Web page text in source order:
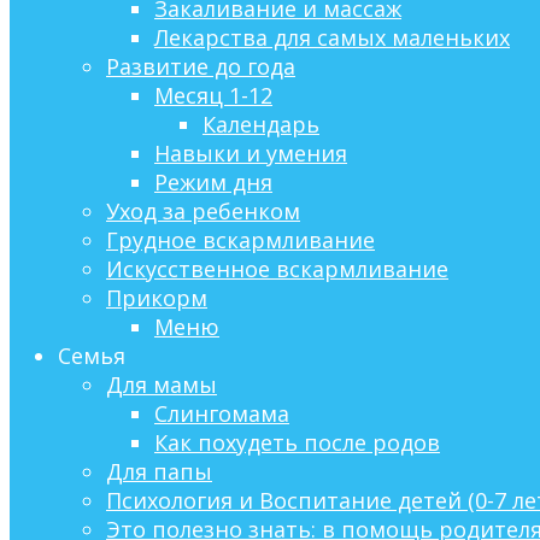
Закаливание и массаж
Лекарства для самых маленьких
Развитие до года
Месяц 1-12
Календарь
Навыки и умения
Режим дня
Уход за ребенком
Грудное вскармливание
Искусственное вскармливание
Прикорм
Меню
Семья
Для мамы
Слингомама
Как похудеть после родов
Для папы
Психология и Воспитание детей (0-7
Это полезно знать: в помощь